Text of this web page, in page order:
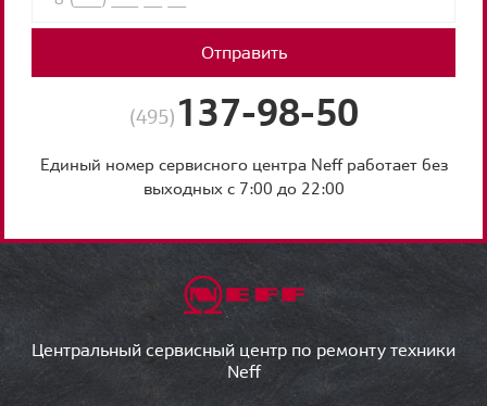
Отправить
(495) 137-98-50
Единый номер сервисного центра Neff работает без
выходных с 7:00 до 22:00
Центральный сервисный центр по ремонту техники
Neff